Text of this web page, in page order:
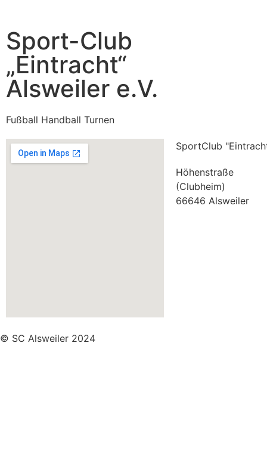
Sport-Club
„Eintracht“
Alsweiler e.V.
Fußball Handball Turnen
SportClub
Höhenstraße
(Clubheim)
66646 Alsweiler
© SC Alsweiler 2024